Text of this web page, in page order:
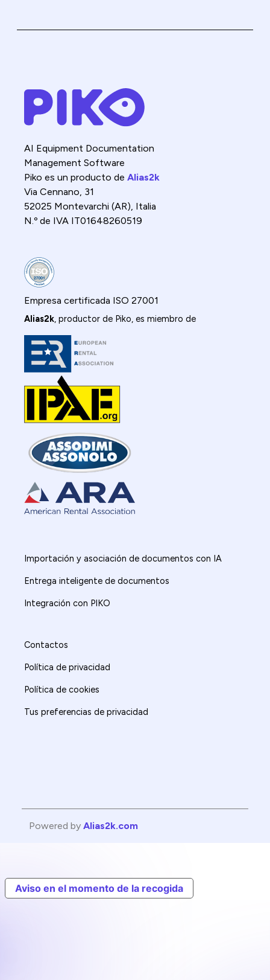
AI Equipment Documentation
Management Software
Piko es un producto de Alias2k
Via Cennano, 31
52025 Montevarchi (AR), Italia
N.º de IVA IT01648260519
Empresa certificada ISO 27001
Alias2k, productor de Piko, es miembro de
Importación y asociación de documentos con IA
Entrega inteligente de documentos
Integración con PIKO
Contactos
Política de privacidad
Política de cookies
Tus preferencias de privacidad
Powered by Alias2k.com
Aviso en el momento de la recogida